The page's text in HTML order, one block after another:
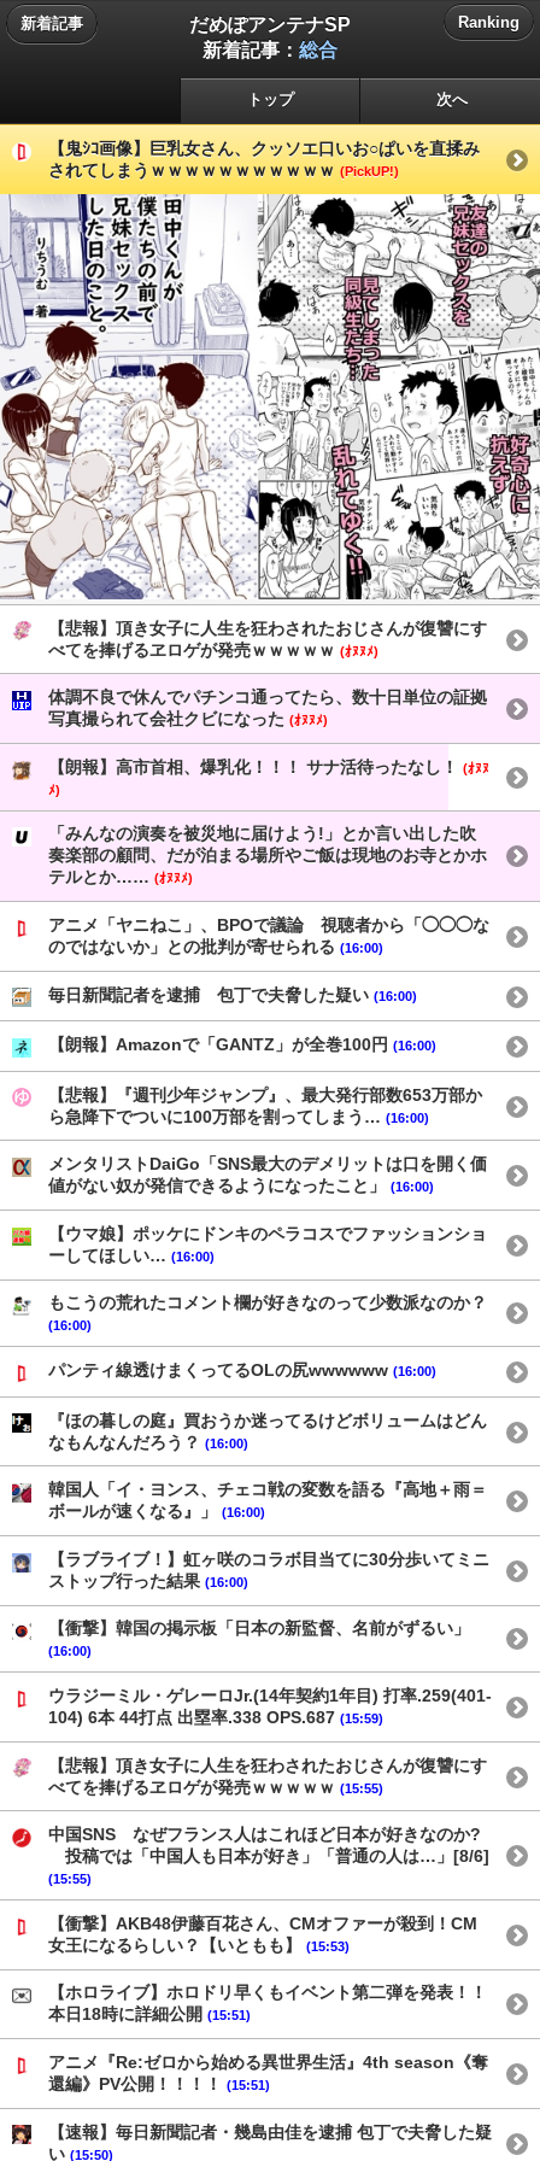
新着記事
だめぽアンテナSP
新着記事： 総合
Ranking
トップ 次へ
【鬼ｼｺ画像】巨乳女さん、クッソエ口いお○ぱいを直揉み
されてしまうｗｗｗｗｗｗｗｗｗｗｗ (PickUP!)
【悲報】頂き女子に人生を狂わされたおじさんが復讐にす
べてを捧げるヱロゲが発売ｗｗｗｗｗ (ｵﾇﾇﾒ)
体調不良で休んでパチンコ通ってたら、数十日単位の証拠
写真撮られて会社クビになった (ｵﾇﾇﾒ)
【朗報】高市首相、爆乳化！！！ サナ活待ったなし！
(ｵﾇﾇ
ﾒ)
「みんなの演奏を被災地に届けよう!」とか言い出した吹
奏楽部の顧問、だが泊まる場所やご飯は現地のお寺とかホ
テルとか…… (ｵﾇﾇﾒ)
アニメ「ヤニねこ」、BPOで議論 視聴者から「◯◯◯な
のではないか」との批判が寄せられる (16:00)
毎日新聞記者を逮捕 包丁で夫脅した疑い (16:00)
【朗報】Amazonで「GANTZ」が全巻100円 (16:00)
【悲報】『週刊少年ジャンプ』、最大発行部数653万部か
ら急降下でついに100万部を割ってしまう… (16:00)
メンタリストDaiGo「SNS最大のデメリットは口を開く価
値がない奴が発信できるようになったこと」
(16:00)
【ウマ娘】ポッケにドンキのペラコスでファッションショ
ーしてほしい… (16:00)
もこうの荒れたコメント欄が好きなのって少数派なのか？
(16:00)
パンティ線透けまくってるOLの尻wwwwww (16:00)
『ほの暮しの庭』買おうか迷ってるけどボリュームはどん
なもんなんだろう？ (16:00)
韓国人「イ・ヨンス、チェコ戦の変数を語る『高地＋雨＝
ボールが速くなる』」
(16:00)
【ラブライブ！】虹ヶ咲のコラボ目当てに30分歩いてミニ
ストップ行った結果 (16:00)
【衝撃】韓国の掲示板「日本の新監督、名前がずるい」
(16:00)
ウラジーミル・ゲレーロJr.(14年契約1年目) 打率.259(401-
104) 6本 44打点 出塁率.338 OPS.687 (15:59)
【悲報】頂き女子に人生を狂わされたおじさんが復讐にす
べてを捧げるヱロゲが発売ｗｗｗｗｗ (15:55)
中国SNS なぜフランス人はこれほど日本が好きなのか?
投稿では「中国人も日本が好き」「普通の人は…」[8/6]
(15:55)
【衝撃】AKB48伊藤百花さん、CMオファーが殺到！CM
女王になるらしい？【いともも】
(15:53)
【ホロライブ】ホロドリ早くもイベント第二弾を発表！！
本日18時に詳細公開 (15:51)
アニメ『Re:ゼロから始める異世界生活』4th season《奪
還編》PV公開！！！！
(15:51)
【速報】毎日新聞記者・幾島由佳を逮捕 包丁で夫脅した疑
い (15:50)